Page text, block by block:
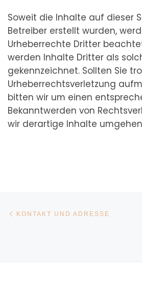
Soweit die Inhalte auf dieser
Betreiber erstellt wurden,
Urheberrechte Dritter
werden Inhalte Dritter als
gekennzeichnet. Sollten Sie
Urheberrechtsverletzung
bitten wir um einen
Bekanntwerden von
wir derartige Inhalte
KONTAKT UND ADRESSE